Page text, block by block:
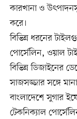
কারখানা ও
করে।
বিভিন্ন ধরনের
পোর্সেলিন, ওয়াল
বিভিন্ন ডিজাইনের
সাজসজ্জার সঙ্গে
বাংলাদেশে সুগার
টেকনিক্যাল